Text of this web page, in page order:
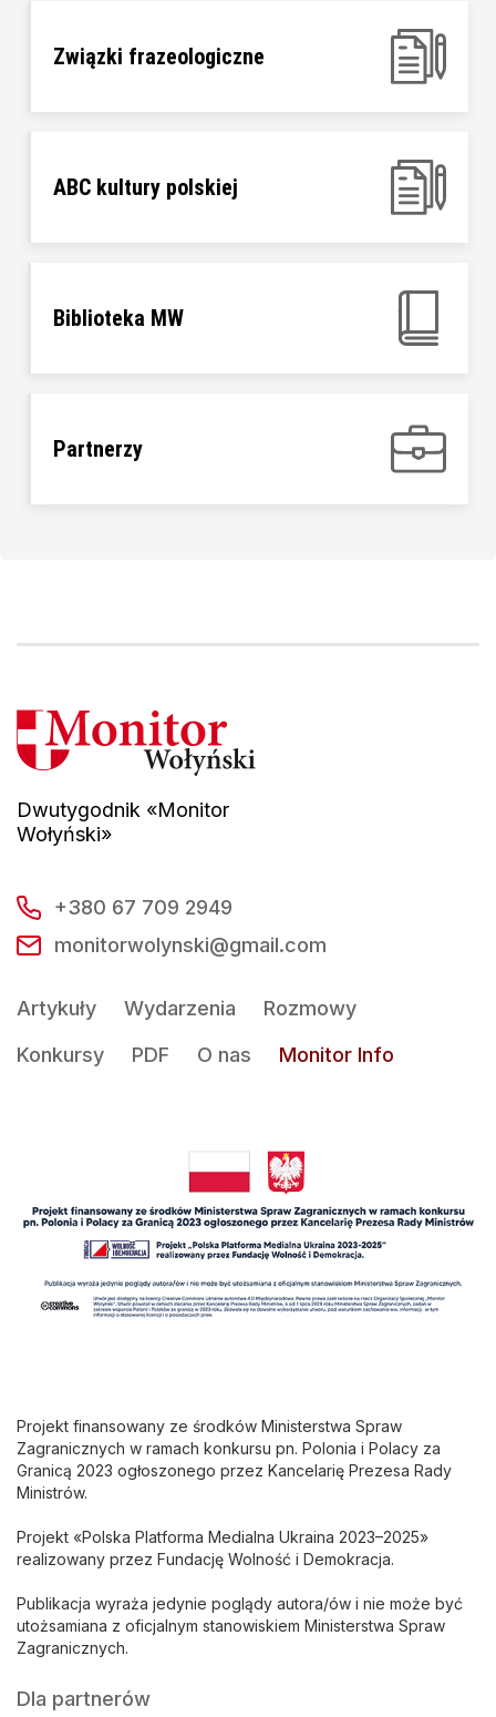
Związki frazeologiczne
ABC kultury polskiej
Biblioteka MW
Partnerzy
Dwutygodnik «Monitor
Wołyński»
+380 67 709 2949
monitorwolynski@gmail.com
Artykuły Wydarzenia
Rozmowy
Konkursy
PDF O nas Monitor Info
Projekt finansowany ze środków Ministerstwa Spraw
Zagranicznych w ramach konkursu pn. Polonia i Polacy za
Granicą 2023 ogłoszonego przez Kancelarię Prezesa Rady
Ministrów.
Projekt «Polska Platforma Medialna Ukraina 2023–2025»
realizowany przez Fundację Wolność i Demokracja.
Publikacja wyraża jedynie poglądy autora/ów i nie może być
utożsamiana z oficjalnym stanowiskiem Ministerstwa Spraw
Zagranicznych.
Dla partnerów